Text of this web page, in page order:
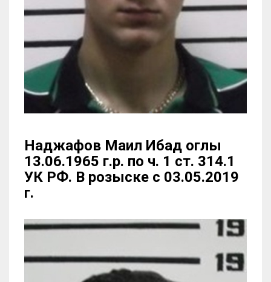
Наджафов Маил Ибад оглы
13.06.1965 г.р. по ч. 1 ст. 314.1
УК РФ. В розыске с 03.05.2019
г.